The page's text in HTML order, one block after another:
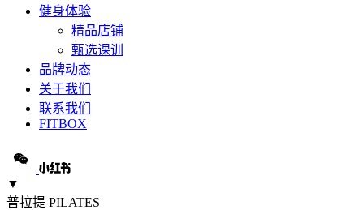
健身体验
精品店铺
甄选课训
品牌动态
关于我们
联系我们
FITBOX
▼
普拉提 PILATES